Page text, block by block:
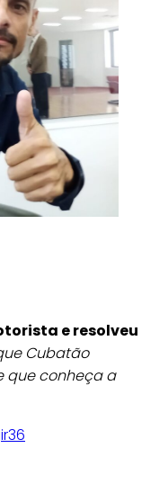
e resolveu
Cubatão
que conheça a